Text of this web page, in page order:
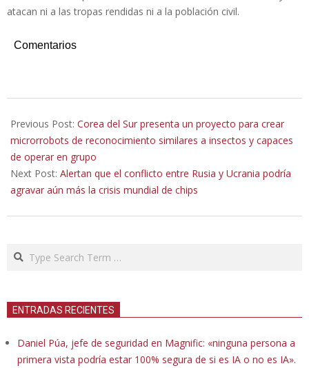
atacan ni a las tropas rendidas ni a la población civil.
Comentarios
03-
10
Previous Post: Corea del Sur presenta un proyecto para crear
microrrobots de reconocimiento similares a insectos y capaces
de operar en grupo
Next Post: Alertan que el conflicto entre Rusia y Ucrania podría
agravar aún más la crisis mundial de chips
Search
ENTRADAS RECIENTES
Daniel Púa, jefe de seguridad en Magnific: «ninguna persona a
primera vista podría estar 100% segura de si es IA o no es IA».